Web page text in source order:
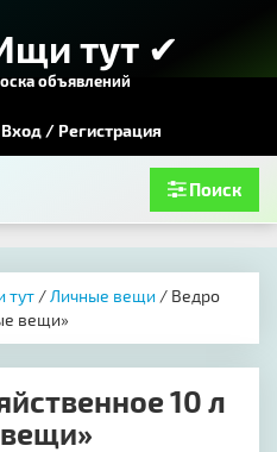
тут ✔
объявлений
Вход / Регистрация
Поиск
тут /Личные вещи / Ведро
вещи»
10 л